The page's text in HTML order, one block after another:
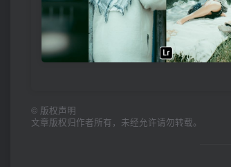
© 版权声明
文章版权归作者所有，未经允许请勿转载。